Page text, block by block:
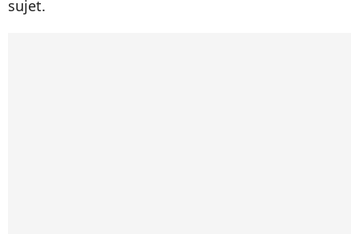
sujet.